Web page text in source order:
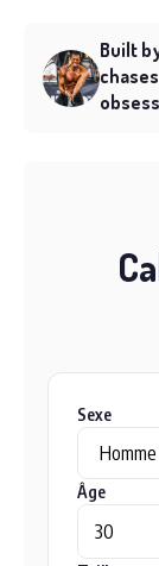
Built
Sexe
Âge